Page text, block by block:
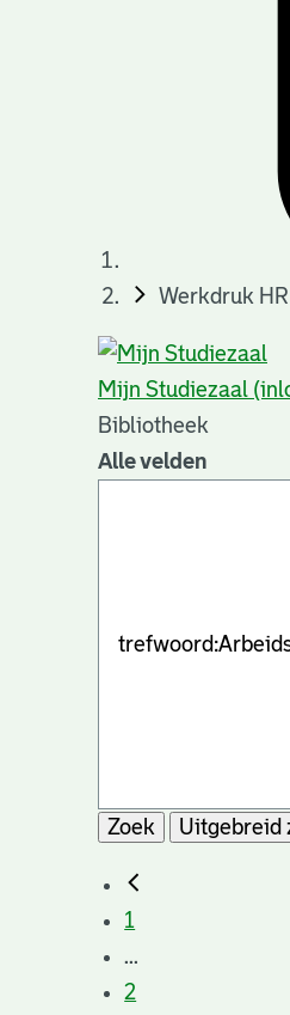
Werkdruk
Mijn Studiezaal
Bibliotheek
Alle velden
Zoek
Uitgebreid
1
...
2